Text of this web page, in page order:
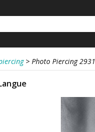
> Photo Piercing 2931